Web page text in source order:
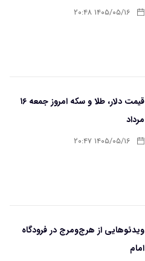
۱۴۰۵/۰۵/۱۶ ۲۰:۴۸
قیمت دلار، طلا و سکه امروز جمعه ۱۶
مرداد
۱۴۰۵/۰۵/۱۶ ۲۰:۴۷
ویدئوهایی از هرج‌ومرج در فرودگاه
امام